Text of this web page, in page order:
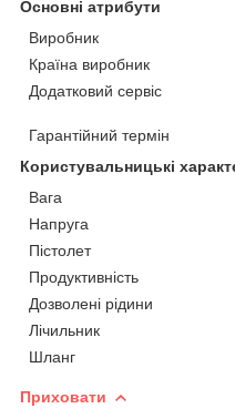
Основні атрибути
Виробник
Країна виробник
Додатковий сервіс
Гарантійний термін
Користувальницькі
Вага
Напруга
Пістолет
Продуктивність
Дозволені рідини
Лічильник
Шланг
Приховати